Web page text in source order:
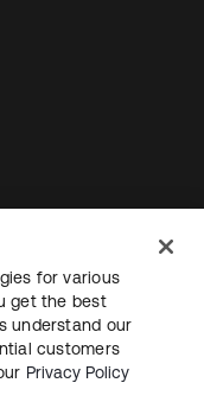
geöffnet
Sicherheit
for various
get the best
understand our
customers
Privacy Policy